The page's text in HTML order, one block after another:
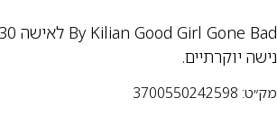
נישה יוקרתיים.
מק״ט: 3700550242598